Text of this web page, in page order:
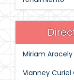
Miriam
Vianney Curiel